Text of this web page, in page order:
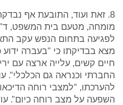
8. זאת ועוד, התובעת אף
מומחה, מטעם בית המשפט,
לפגיעה בתחום הנפש עקב
מצא בבדיקתו כי "בעברה ידוע
חיים קשים, עלייה ארצה עם
החברתי וכנראה גם הכלכלי".
להערכתו, "למצבי רוחה
השפעה על מצב רוחה כיום".